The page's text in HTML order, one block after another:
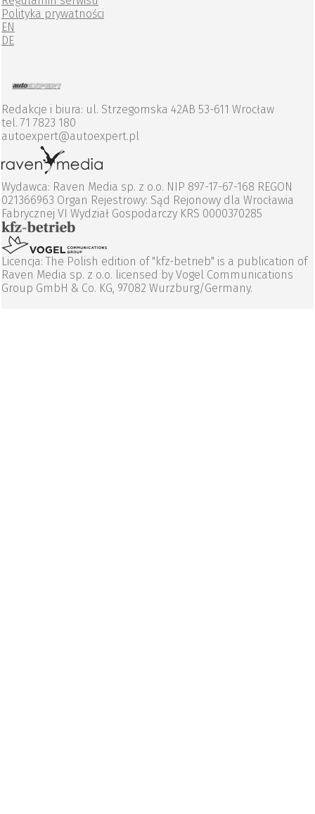
Polityka prywatności
EN
DE
Redakcje i biura: ul. Strzegomska 42AB 53-611 Wrocław
tel. 71 7823 180
autoexpert@autoexpert.pl
Wydawca: Raven Media sp. z o.o. NIP 897-17-67-168 REGON
021366963 Organ Rejestrowy: Sąd Rejonowy dla Wrocławia
Fabrycznej VI Wydział Gospodarczy KRS 0000370285
Licencja: The Polish edition of "kfz-betrieb" is a publication of
Raven Media sp. z o.o. licensed by Vogel Communications
Group GmbH & Co. KG, 97082 Wurzburg/Germany.